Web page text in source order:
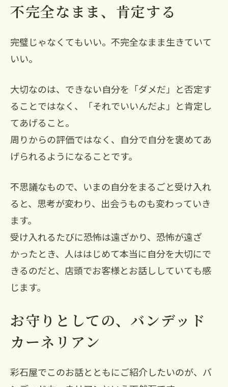
不完全なまま、肯定する
完璧じゃなくてもいい。不完全なまま生きていて
いい。
大切なのは、できない自分を「ダメだ」と否定す
ることではなく、「それでいいんだよ」と肯定し
てあげること。
周りからの評価ではなく、自分で自分を褒めてあ
げられるようになることです。
不思議なもので、いまの自分をまるごと受け入れ
ると、思考が変わり、出会うものも変わっていき
ます。
受け入れるたびに恐怖は遠ざかり、恐怖が遠ざ
かったとき、人ははじめて本当に自分を大切にで
きるのだと、店頭でお客様とお話ししていても感
じます。
お守りとしての、バンデッド
カーネリアン
彩石屋でこのお話とともにご紹介したいのが、バ